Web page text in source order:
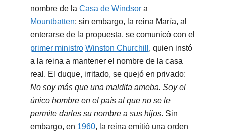
nombre de la Casa de Windsora
Mountbatten; sin embargo, la reina María, al
enterarse de la propuesta, se comunicó con el
primer ministro Winston Churchill , quien instó
a la reina a mantener el nombre de la casa
real. El duque, irritado, se quejó en privado:
No soy más que una maldita ameba. Soy el
único hombre en el país al que no se le
permite darles su nombre a sus hijos. Sin
embargo, en 1960, la reina emitió una orden